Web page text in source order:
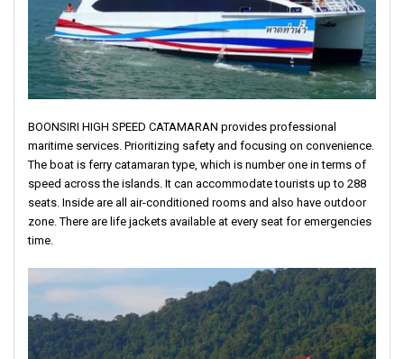
Ein paar Brocken Thai können Ihre Interaktion mit den
freundlichen Einheimischen bereichern.
Umweltschutz ist das A und O: Sowohl Koh Mak als auch Koh
Kood setzen sich für ökologische Nachhaltigkeit ein, um
BOONSIRI HIGH SPEED CATAMARAN provides professional
maritime services. Prioritizing safety and focusing on convenience.
The boat is ferry catamaran type, which is number one in terms of
speed across the islands. It can accommodate tourists up to 288
seats. Inside are all air-conditioned rooms and also have outdoor
zone. There are life jackets available at every seat for emergencies
time.